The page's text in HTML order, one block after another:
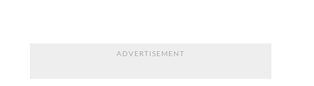
ADVERTISEMENT